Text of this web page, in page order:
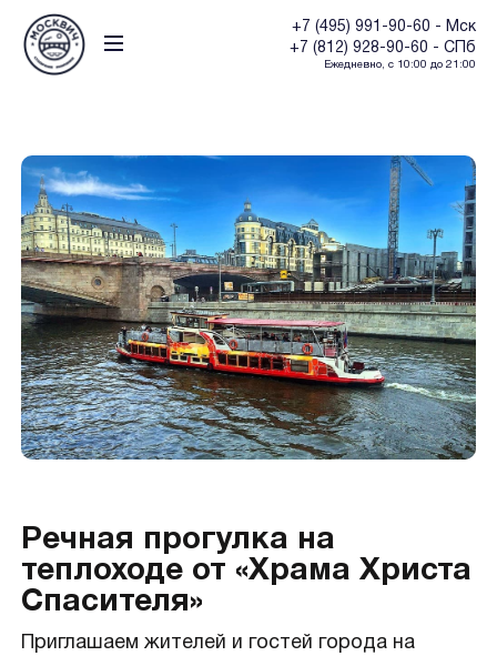
+7 (495) 991-90-60 - Мск
+7 (812) 928-90-60 - СПб
Ежедневно, с 10:00 до 21:00
Речная прогулка на
теплоходе от «Храма Христа
Спасителя»
Приглашаем жителей и гостей города на